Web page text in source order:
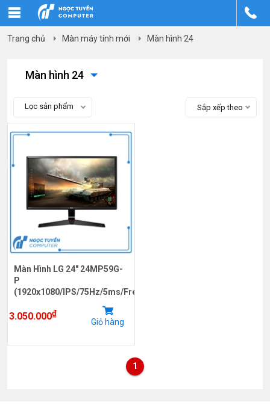
Trang chủ Màn máy tính mới Màn hình 24
Màn hình 24
Lọc sản phẩm Sắp xếp theo
Màn Hình LG 24" 24MP59G-
P
(1920x1080/IPS/75Hz/5ms/FreeSync)
3.050.000₫
Giỏ hàng
1